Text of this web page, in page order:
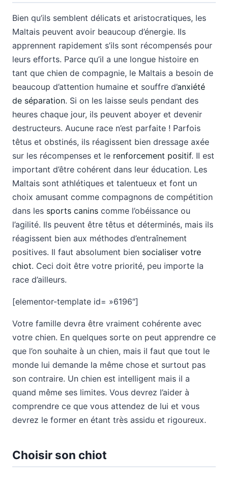
Bien qu’ils semblent délicats et aristocratiques, les
Maltais peuvent avoir beaucoup d’énergie. Ils
apprennent rapidement s’ils sont récompensés pour
leurs efforts. Parce qu’il a une longue histoire en
tant que chien de compagnie, le Maltais a besoin de
beaucoup d’attention humaine et souffre d’anxiété
de séparation. Si on les laisse seuls pendant des
heures chaque jour, ils peuvent aboyer et devenir
destructeurs. Aucune race n’est parfaite ! Parfois
têtus et obstinés, ils réagissent bien dressage axée
sur les récompenses et le renforcement positif. Il est
important d’être cohérent dans leur éducation. Les
Maltais sont athlétiques et talentueux et font un
choix amusant comme compagnons de compétition
dans les sports canins comme l’obéissance ou
l’agilité. Ils peuvent être têtus et déterminés, mais ils
réagissent bien aux méthodes d’entraînement
positives. Il faut absolument bien socialiser votre
chiot. Ceci doit être votre priorité, peu importe la
race d’ailleurs.
[elementor-template id= »6196″]
Votre famille devra être vraiment cohérente avec
votre chien. En quelques sorte on peut apprendre ce
que l’on souhaite à un chien, mais il faut que tout le
monde lui demande la même chose et surtout pas
son contraire. Un chien est intelligent mais il a
quand même ses limites. Vous devrez l’aider à
comprendre ce que vous attendez de lui et vous
devrez le former en étant très assidu et rigoureux.
Choisir son chiot